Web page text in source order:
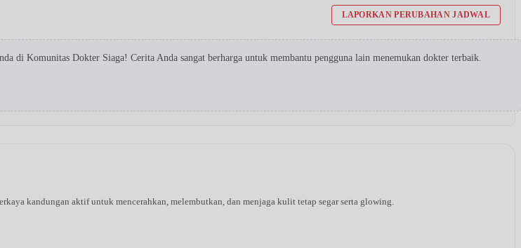
LAPORKAN PERUBAHAN JADWAL
di Komunitas Dokter Siaga! Cerita Anda sangat berharga untuk membantu pengguna lain menemukan dokter terbaik.
kandungan aktif untuk mencerahkan, melembutkan, dan menjaga kulit tetap segar serta glowing.